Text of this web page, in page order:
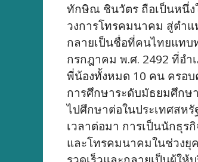
ทักษิณ ชินวัตร ถือเป็นหนึ่ง
วงการโทรคมนาคม สู่ตำ
กลายเป็นชื่อที่คนไทยแทบ
กรกฎาคม พ.ศ. 2492 ที่อำ
พี่น้องทั้งหมด 10 คน ครอ
การศึกษาระดับมัธยมศึกษ
ไปศึกษาต่อในประเทศสห
เวลาต่อมา การเป็นนักธุร
และโทรคมนาคมในช่วงยุ